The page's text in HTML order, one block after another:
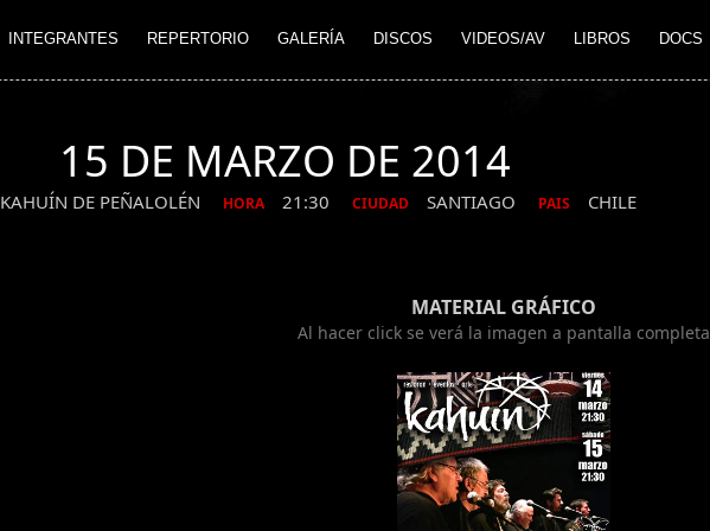
INTEGRANTES REPERTORIO GALERÍA DISCOS VIDEOS/AV LIBROS DOCS
15 DE MARZO DE 2014
KAHUÍN DE PEÑALOLÉN HORA 21:30 CIUDAD SANTIAGO PAIS CHILE
MATERIAL GRÁFICO
Al hacer click se verá la imagen a pantalla completa